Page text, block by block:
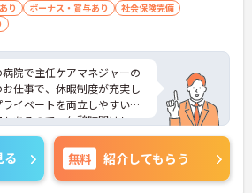
り
ボーナス・賞与あり
社会保険完備
院で主任ケアマネジャーの
仕事で、休暇制度が充実し
イベートを両立しやすい職
あるので、休憩時間はしっ
興味のある方は、面接ポイ
、お気軽にご連絡くださ
る 無料 紹介してもらう